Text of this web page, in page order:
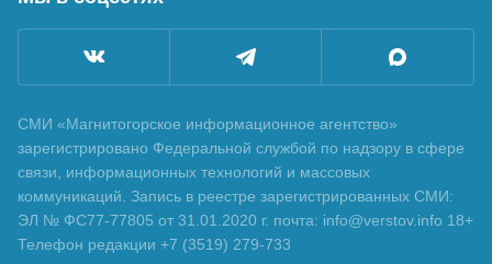
СМИ «Магнитогорское информационное агентство»
зарегистрировано Федеральной службой по надзору в сфере
связи, информационных технологий и массовых
коммуникаций. Запись в реестре зарегистрированных СМИ:
ЭЛ № ФС77-77805 от 31.01.2020 г. почта: info@verstov.info 18+
Телефон редакции +7 (3519) 279-733